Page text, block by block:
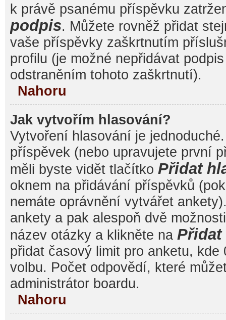
k právě psanému příspěvku
podpis. Můžete rovněž přidat
vaše příspěvky zaškrtnutím
profilu (je možné nepřidávat
odstraněním tohoto zaškrtnutí).
Nahoru
Jak vytvořím hlasování?
Vytvoření hlasování je
příspěvek (nebo upravujete první
měli byste vidět tlačítko Přidat
oknem na přidávání příspěvků
nemáte oprávnění vytvářet
ankety a pak alespoň dvě
název otázky a klikněte na
přidat časový limit pro anketu, kde
volbu. Počet odpovědí, které
administrátor boardu.
Nahoru